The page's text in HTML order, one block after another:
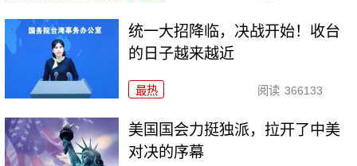
统一大招降临，决战开始！收台
的日子越来越近
最热 阅读 366133
美国国会力挺独派，拉开了中美
对决的序幕